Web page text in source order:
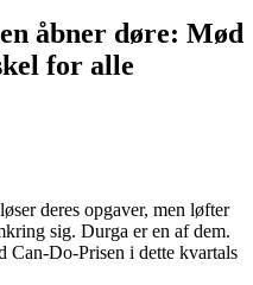
åbner døre: Mød
for alle
deres opgaver, men løfter
sig. Durga er en af dem.
Can-Do-Prisen i dette kvartals